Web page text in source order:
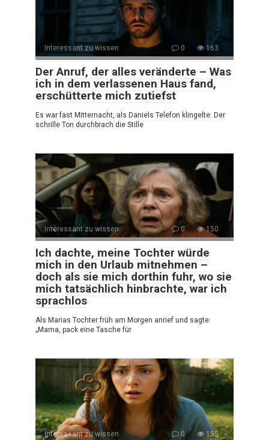
Interessant zu wissen 0 163
Der Anruf, der alles veränderte – Was
ich in dem verlassenen Haus fand,
erschütterte mich zutiefst
Es war fast Mitternacht, als Daniels Telefon klingelte. Der
schrille Ton durchbrach die Stille
Interessant zu wissen 0 150
Ich dachte, meine Tochter würde
mich in den Urlaub mitnehmen –
doch als sie mich dorthin fuhr, wo sie
mich tatsächlich hinbrachte, war ich
sprachlos
Als Marias Tochter früh am Morgen anrief und sagte:
„Mama, pack eine Tasche für
Interessant zu wissen 0 155